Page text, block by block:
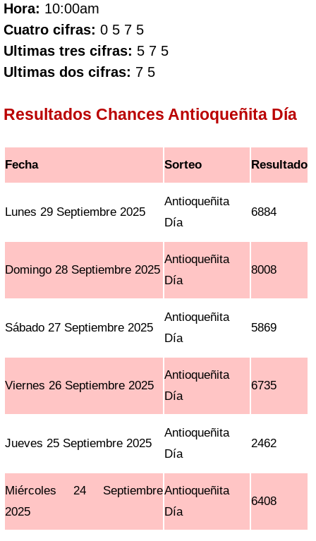
Hora: 10:00am
Cuatro cifras: 0 5 7 5
Ultimas tres cifras: 5 7 5
Ultimas dos cifras: 7 5
Resultados Chances Antioqueñita Día
Fecha Sorteo Resultado
Lunes 29 Septiembre 2025
Antioqueñita
Día
6884
Domingo 28 Septiembre 2025
Antioqueñita
Día
8008
Sábado 27 Septiembre 2025
Antioqueñita
Día
5869
Viernes 26 Septiembre 2025
Antioqueñita
Día
6735
Jueves 25 Septiembre 2025
Antioqueñita
Día
2462
Miércoles 24 Septiembre
2025
Antioqueñita
Día
6408